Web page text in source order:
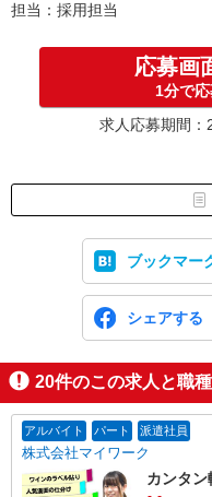
担当：採用担当
応募画
1分で
求人応募期間
ブックマー
シェアする
20件のこの求人と職
アルバイト パート 派遣社員
株式会社マイワーク
カンタン